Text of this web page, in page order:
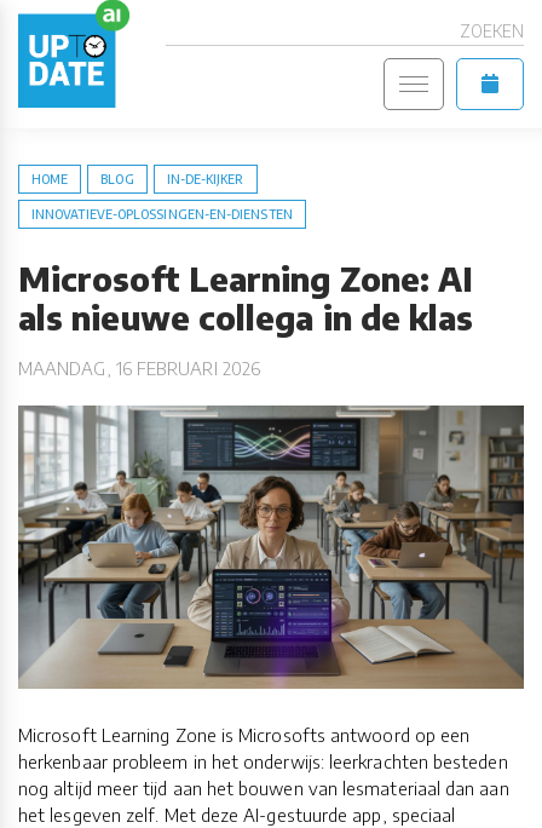
ZOEKEN
HOME BLOG IN-DE-KIJKER
INNOVATIEVE-OPLOSSINGEN-EN-DIENSTEN
Microsoft Learning Zone: AI
als nieuwe collega in de klas
MAANDAG, 16 FEBRUARI 2026
Microsoft Learning Zone is Microsofts antwoord op een
herkenbaar probleem in het onderwijs: leerkrachten besteden
nog altijd meer tijd aan het bouwen van lesmateriaal dan aan
het lesgeven zelf. Met deze AI-gestuurde app, speciaal